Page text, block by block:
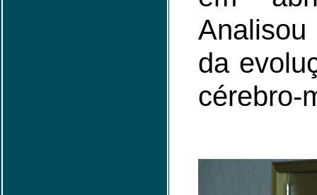
da
cérebro-